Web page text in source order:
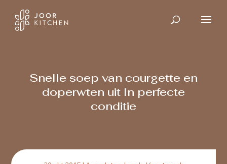
Snelle soep van courgette en
doperwten uit In perfecte
conditie